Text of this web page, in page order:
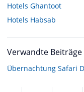
Hotels Ghantoot
Hotels Habsab
Verwandte
Übernachtung Safari